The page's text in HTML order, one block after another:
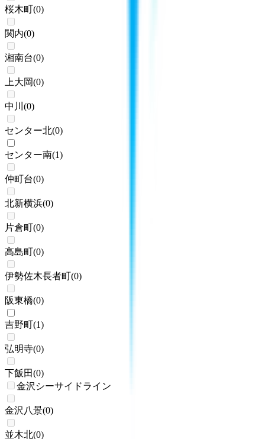
桜木町(0)
関内(0)
湘南台(0)
上大岡(0)
中川 (0)
センター北(0)
センター南(1)
仲町台(0)
北新横浜(0)
片倉町(0)
高島町(0)
伊勢佐木長者町(0)
阪東橋(0)
吉野町(1)
弘明寺(0)
下飯田(0)
金沢シーサイドライン
金沢八景(0)
並木北(0)